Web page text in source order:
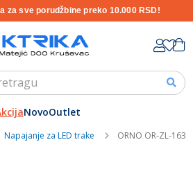
za sve porudžbine preko 10.000 RSD!
Content
NovoOutlet
Napajanje za LED trake ORNO OR-ZL-